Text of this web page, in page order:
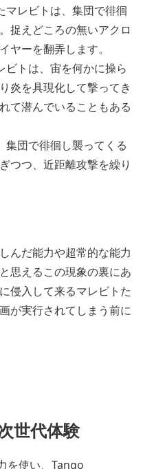
マレビトは、集団で徘徊
捉えどころの無いアクロ
ヤーを翻弄します。
ビトは、宙を何かに操ら
炎を具現化して撃ってき
て潜んでいることもある
集団で徘徊し襲ってくる
つつ、近距離攻撃を繰り
んだ能力や超常的な能力
思えるこの現象の裏にあ
侵入して来るマレビトた
が実行されてしまう前に
世代体験
を使い、Tango